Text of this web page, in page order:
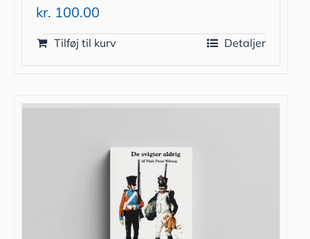
kr. 100.00
Tilføj til kurv Detaljer